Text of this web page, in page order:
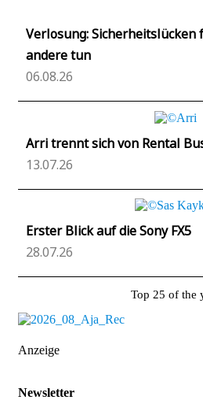
Verlosung: Sicherheitslücken
andere tun
06.08.26
Arri trennt sich von Rental
13.07.26
Erster Blick auf die Sony FX5
28.07.26
Top 25 of the
Anzeige
Newsletter